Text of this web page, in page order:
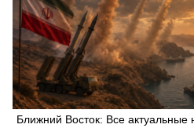
Ближний Восток: Все актуальные